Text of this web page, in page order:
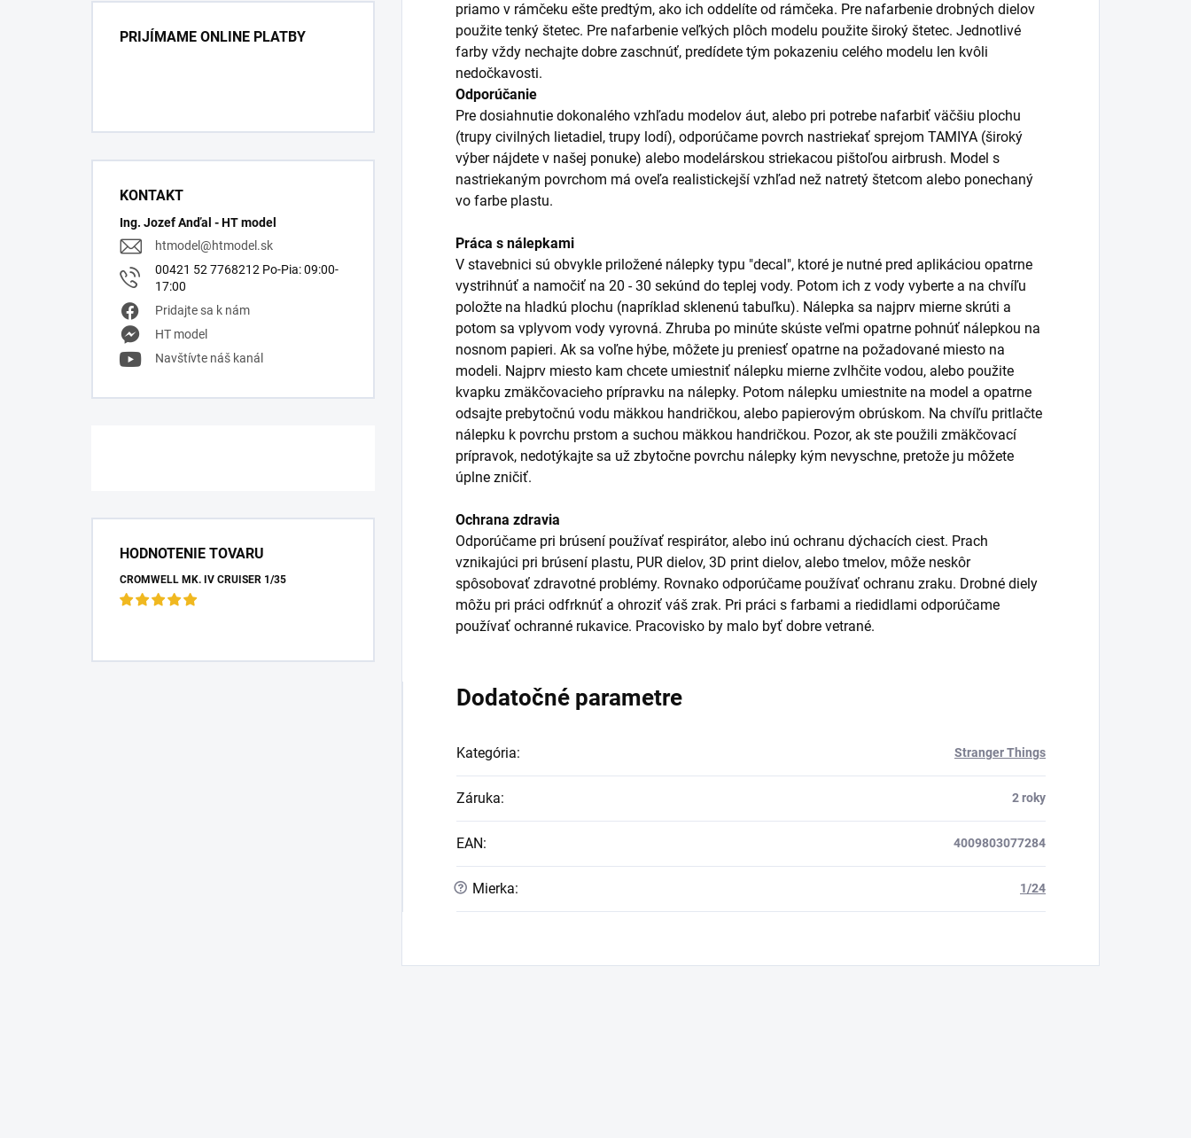
PRIJÍMAME ONLINE PLATBY
KONTAKT
Ing. Jozef Anďal - HT model
htmodel@htmodel.sk
00421 52 7768212 Po-Pia: 09:00-
17:00
Pridajte sa k nám
HT model
Navštívte náš kanál
HODNOTENIE TOVARU
CROMWELL MK. IV CRUISER 1/35
priamo v rámčeku ešte predtým, ako ich oddelíte od rámčeka. Pre nafarbenie drobných dielov
použite tenký štetec. Pre nafarbenie veľkých plôch modelu použite široký štetec. Jednotlivé
farby vždy nechajte dobre zaschnúť, predídete tým pokazeniu celého modelu len kvôli
nedočkavosti.
Odporúčanie
Pre dosiahnutie dokonalého vzhľadu modelov áut, alebo pri potrebe nafarbiť väčšiu plochu
(trupy civilných lietadiel, trupy lodí), odporúčame povrch nastriekať sprejom TAMIYA (široký
výber nájdete v našej ponuke) alebo modelárskou striekacou pištoľou airbrush. Model s
nastriekaným povrchom má oveľa realistickejší vzhľad než natretý štetcom alebo ponechaný
vo farbe plastu.
Práca s nálepkami
V stavebnici sú obvykle priložené nálepky typu "decal", ktoré je nutné pred aplikáciou opatrne
vystrihnúť a namočiť na 20 - 30 sekúnd do teplej vody. Potom ich z vody vyberte a na chvíľu
položte na hladkú plochu (napríklad sklenenú tabuľku). Nálepka sa najprv mierne skrúti a
potom sa vplyvom vody vyrovná. Zhruba po minúte skúste veľmi opatrne pohnúť nálepkou na
nosnom papieri. Ak sa voľne hýbe, môžete ju preniesť opatrne na požadované miesto na
modeli. Najprv miesto kam chcete umiestniť nálepku mierne zvlhčite vodou, alebo použite
kvapku zmäkčovacieho prípravku na nálepky. Potom nálepku umiestnite na model a opatrne
odsajte prebytočnú vodu mäkkou handričkou, alebo papierovým obrúskom. Na chvíľu pritlačte
nálepku k povrchu prstom a suchou mäkkou handričkou. Pozor, ak ste použili zmäkčovací
prípravok, nedotýkajte sa už zbytočne povrchu nálepky kým nevyschne, pretože ju môžete
úplne zničiť.
Ochrana zdravia
Odporúčame pri brúsení používať respirátor, alebo inú ochranu dýchacích ciest. Prach
vznikajúci pri brúsení plastu, PUR dielov, 3D print dielov, alebo tmelov, môže neskôr
spôsobovať zdravotné problémy. Rovnako odporúčame používať ochranu zraku. Drobné diely
môžu pri práci odfrknúť a ohroziť váš zrak. Pri práci s farbami a riedidlami odporúčame
používať ochranné rukavice. Pracovisko by malo byť dobre vetrané.
Dodatočné parametre
Kategória: Stranger Things
Záruka: 2 roky
EAN: 4009803077284
? Mierka: 1/24